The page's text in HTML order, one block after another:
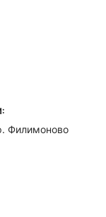
Филимоново